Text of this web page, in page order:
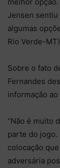
Jensen sentiu
algumas
Rio Verde-
Sobre o fato
Fernandes
informação
“Não é muito
parte do jogo.
colocação
adversária